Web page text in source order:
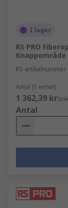
I lager
RS PRO
Knappområde
RS-artikelnummer
Antal (1 enhet)
1 362,39 kr
Antal